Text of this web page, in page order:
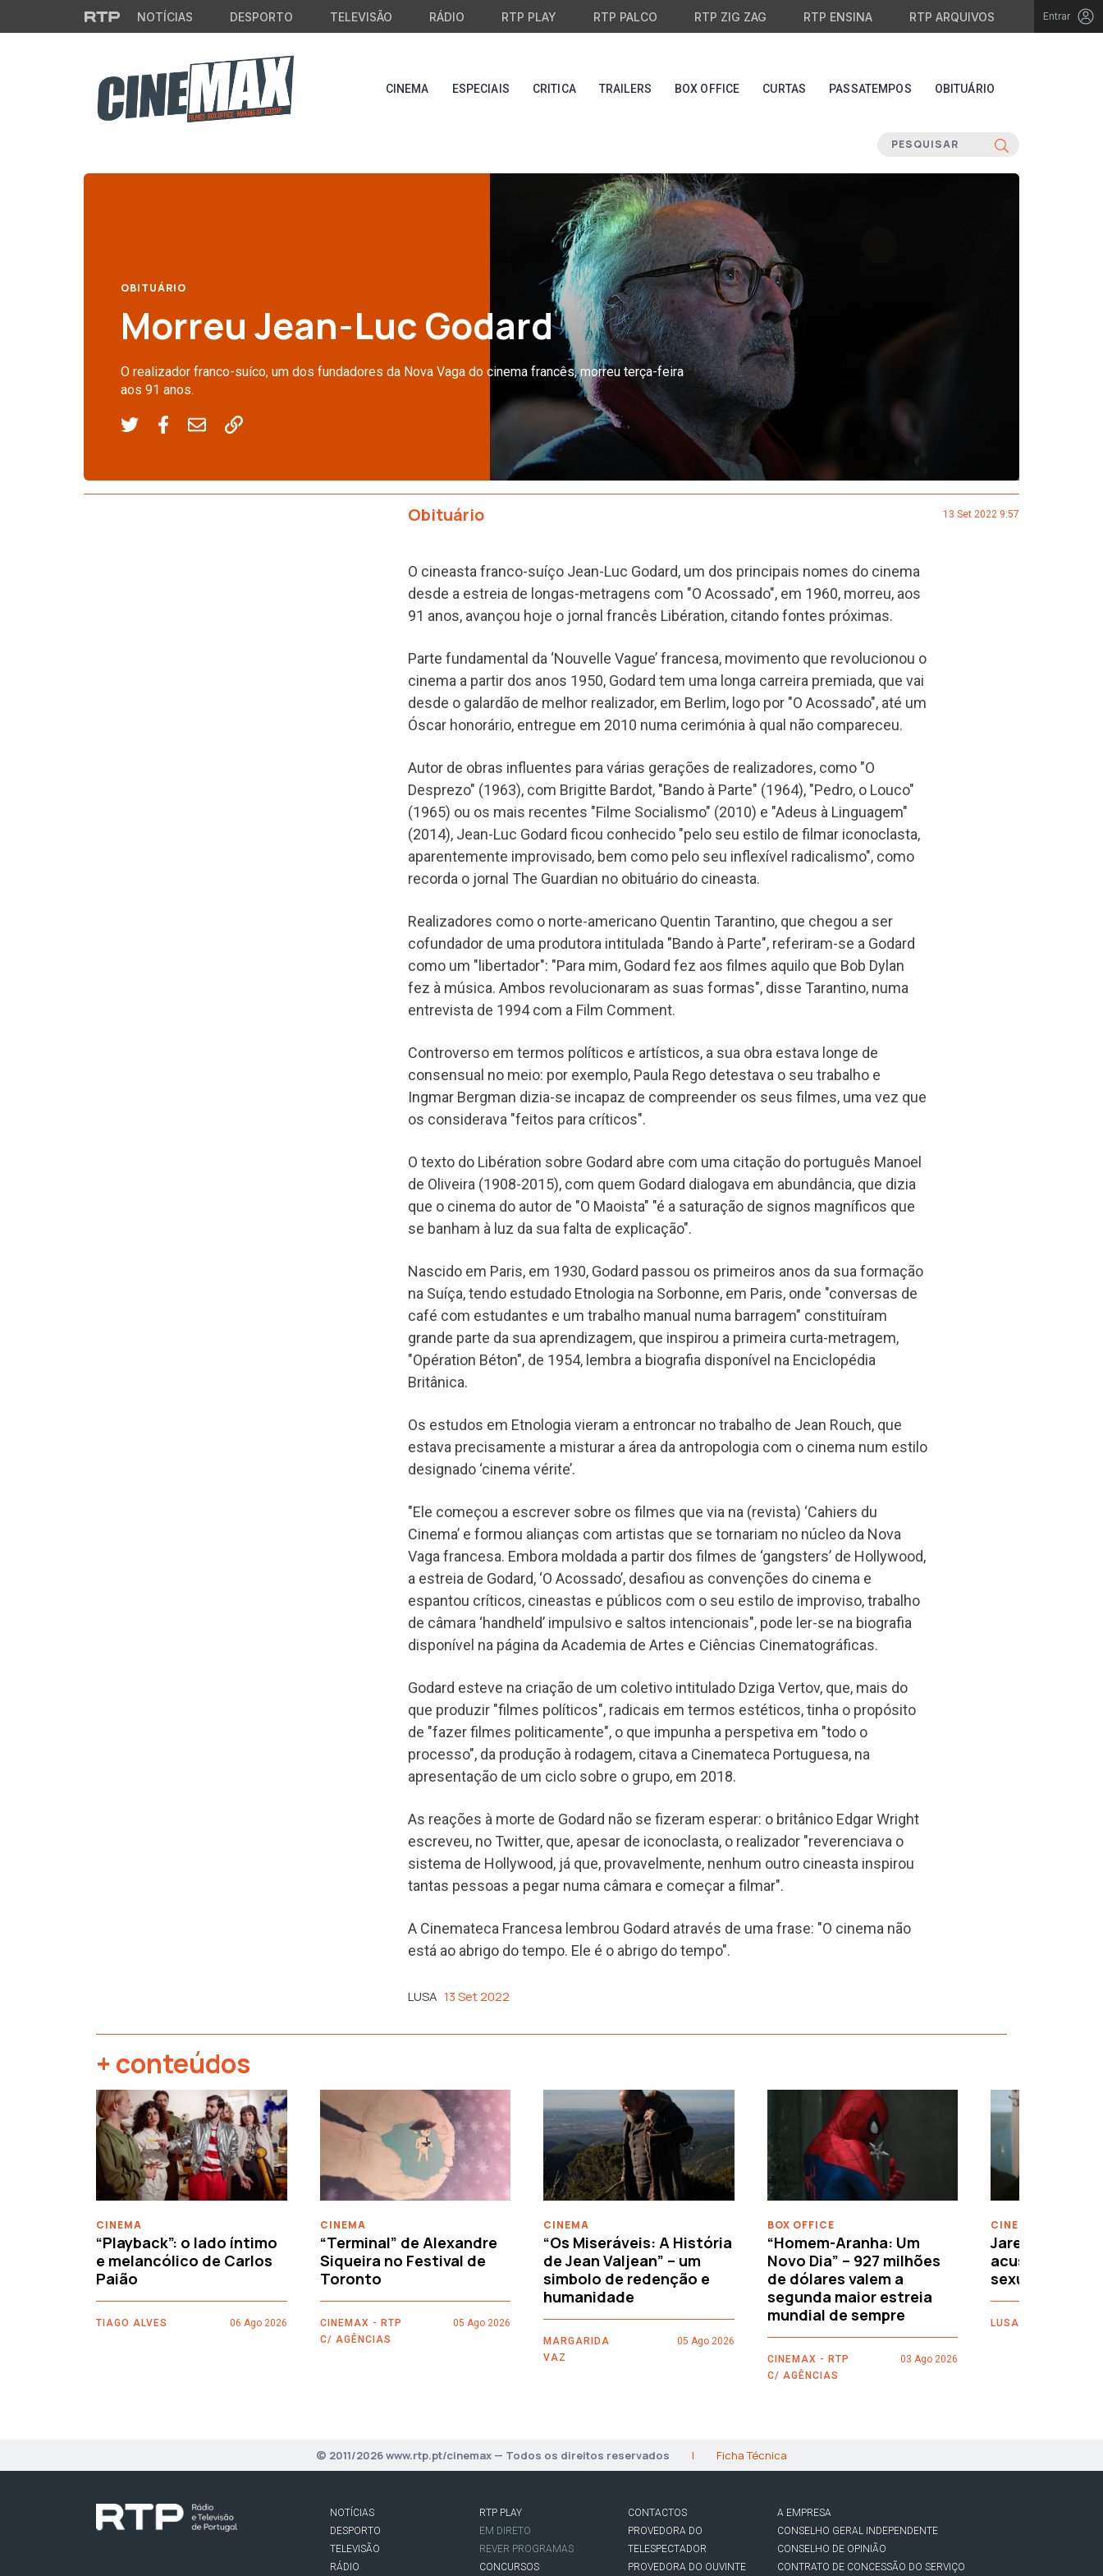
Saltar para o conteúdo principal
NOTÍCIAS DESPORTO TELEVISÃO RÁDIO RTP PLAY RTP PALCO RTP ZIG ZAG RTP ENSINA RTP ARQUIVOS Entrar
CINEMA ESPECIAIS CRITICA TRAILERS BOX OFFICE CURTAS PASSATEMPOS OBITUÁRIO
OBITUÁRIO
Morreu Jean-Luc Godard
O realizador franco-suíco, um dos fundadores da Nova Vaga do cinema francês, morreu terça-feira
aos 91 anos.
Obituário 13 Set 2022 9:57
O cineasta franco-suíço Jean-Luc Godard, um dos principais nomes do cinema
desde a estreia de longas-metragens com "O Acossado", em 1960, morreu, aos
91 anos, avançou hoje o jornal francês Libération, citando fontes próximas.
Parte fundamental da ‘Nouvelle Vague’ francesa, movimento que revolucionou o
cinema a partir dos anos 1950, Godard tem uma longa carreira premiada, que vai
desde o galardão de melhor realizador, em Berlim, logo por "O Acossado", até um
Óscar honorário, entregue em 2010 numa cerimónia à qual não compareceu.
Autor de obras influentes para várias gerações de realizadores, como "O
Desprezo" (1963), com Brigitte Bardot, "Bando à Parte" (1964), "Pedro, o Louco"
(1965) ou os mais recentes "Filme Socialismo" (2010) e "Adeus à Linguagem"
(2014), Jean-Luc Godard ficou conhecido "pelo seu estilo de filmar iconoclasta,
aparentemente improvisado, bem como pelo seu inflexível radicalismo", como
recorda o jornal The Guardian no obituário do cineasta.
Realizadores como o norte-americano Quentin Tarantino, que chegou a ser
cofundador de uma produtora intitulada "Bando à Parte", referiram-se a Godard
como um "libertador": "Para mim, Godard fez aos filmes aquilo que Bob Dylan
fez à música. Ambos revolucionaram as suas formas", disse Tarantino, numa
entrevista de 1994 com a Film Comment.
Controverso em termos políticos e artísticos, a sua obra estava longe de
consensual no meio: por exemplo, Paula Rego detestava o seu trabalho e
Ingmar Bergman dizia-se incapaz de compreender os seus filmes, uma vez que
os considerava "feitos para críticos".
O texto do Libération sobre Godard abre com uma citação do português Manoel
de Oliveira (1908-2015), com quem Godard dialogava em abundância, que dizia
que o cinema do autor de "O Maoista" "é a saturação de signos magníficos que
se banham à luz da sua falta de explicação".
Nascido em Paris, em 1930, Godard passou os primeiros anos da sua formação
na Suíça, tendo estudado Etnologia na Sorbonne, em Paris, onde "conversas de
café com estudantes e um trabalho manual numa barragem" constituíram
grande parte da sua aprendizagem, que inspirou a primeira curta-metragem,
"Opération Béton", de 1954, lembra a biografia disponível na Enciclopédia
Britânica.
Os estudos em Etnologia vieram a entroncar no trabalho de Jean Rouch, que
estava precisamente a misturar a área da antropologia com o cinema num estilo
designado ‘cinema vérite’.
"Ele começou a escrever sobre os filmes que via na (revista) ‘Cahiers du
Cinema’ e formou alianças com artistas que se tornariam no núcleo da Nova
Vaga francesa. Embora moldada a partir dos filmes de ‘gangsters’ de Hollywood,
a estreia de Godard, ‘O Acossado’, desafiou as convenções do cinema e
espantou críticos, cineastas e públicos com o seu estilo de improviso, trabalho
de câmara ‘handheld’ impulsivo e saltos intencionais", pode ler-se na biografia
disponível na página da Academia de Artes e Ciências Cinematográficas.
Godard esteve na criação de um coletivo intitulado Dziga Vertov, que, mais do
que produzir "filmes políticos", radicais em termos estéticos, tinha o propósito
de "fazer filmes politicamente", o que impunha a perspetiva em "todo o
processo", da produção à rodagem, citava a Cinemateca Portuguesa, na
apresentação de um ciclo sobre o grupo, em 2018.
As reações à morte de Godard não se fizeram esperar: o britânico Edgar Wright
escreveu, no Twitter, que, apesar de iconoclasta, o realizador "reverenciava o
sistema de Hollywood, já que, provavelmente, nenhum outro cineasta inspirou
tantas pessoas a pegar numa câmara e começar a filmar".
A Cinemateca Francesa lembrou Godard através de uma frase: "O cinema não
está ao abrigo do tempo. Ele é o abrigo do tempo".
LUSA 13 Set 2022
+ conteúdos
CINEMA
“Playback”: o lado íntimo
e melancólico de Carlos
Paião
TIAGO ALVES 06 Ago 2026
CINEMA
“Terminal” de Alexandre
Siqueira no Festival de
Toronto
CINEMAX - RTP
C/ AGÊNCIAS
05 Ago 2026
CINEMA
“Os Miseráveis: A História
de Jean Valjean” – um
simbolo de redenção e
humanidade
MARGARIDA
VAZ
05 Ago 2026
BOX OFFICE
“Homem-Aranha: Um
Novo Dia” – 927 milhões
de dólares valem a
segunda maior estreia
mundial de sempre
CINEMAX - RTP
C/ AGÊNCIAS
03 Ago 2026
CINEMA
Jared Leto
acusações de
sexuais
LUSA
‹
© 2011/2026 www.rtp.pt/cinemax — Todos os direitos reservados | Ficha Técnica
NOTÍCIAS
DESPORTO
TELEVISÃO
RÁDIO
RTP PLAY
EM DIRETO
REVER PROGRAMAS
CONCURSOS
CONTACTOS
PROVEDORA DO
TELESPECTADOR
PROVEDORA DO OUVINTE
A EMPRESA
CONSELHO GERAL INDEPENDENTE
CONSELHO DE OPINIÃO
CONTRATO DE CONCESSÃO DO SERVIÇO